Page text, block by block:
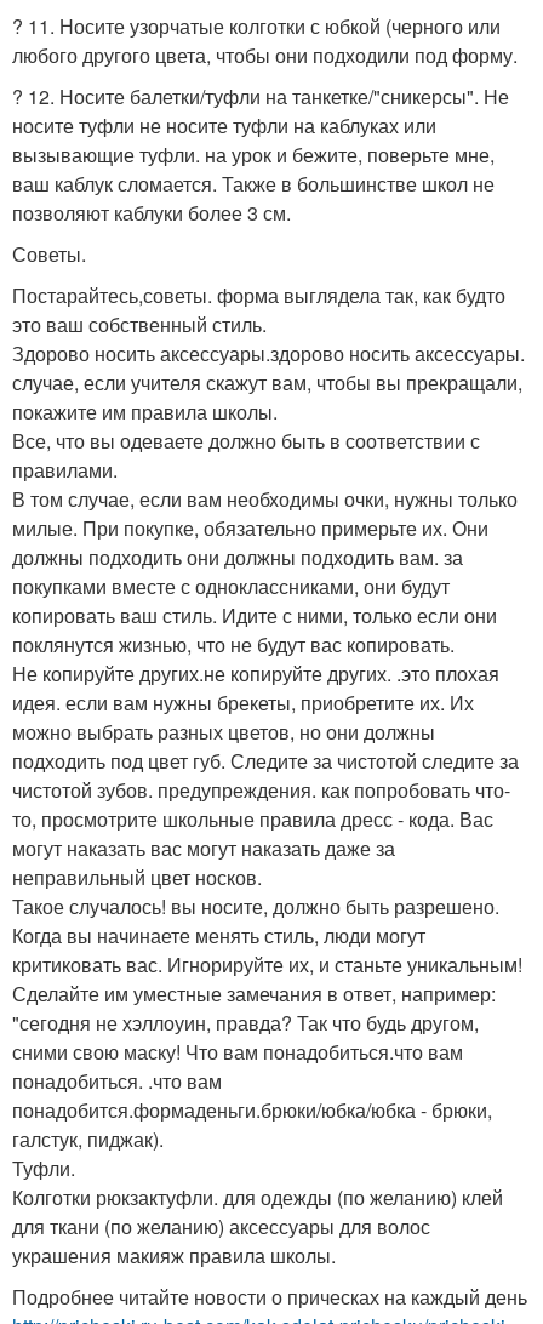
? 11. Носите узорчатые колготки с юбкой (черного или
любого другого цвета, чтобы они подходили под форму.
? 12. Носите балетки/туфли на танкетке/"сникерсы". Не
носите туфли не носите туфли на каблуках или
вызывающие туфли. на урок и бежите, поверьте мне,
ваш каблук сломается. Также в большинстве школ не
позволяют каблуки более 3 см.
Советы.
Постарайтесь,советы. форма выглядела так, как будто
это ваш собственный стиль.
Здорово носить аксессуары.здорово носить аксессуары.
случае, если учителя скажут вам, чтобы вы прекращали,
покажите им правила школы.
Все, что вы одеваете должно быть в соответствии с
правилами.
В том случае, если вам необходимы очки, нужны только
милые. При покупке, обязательно примерьте их. Они
должны подходить они должны подходить вам. за
покупками вместе с одноклассниками, они будут
копировать ваш стиль. Идите с ними, только если они
поклянутся жизнью, что не будут вас копировать.
Не копируйте других.не копируйте других. .это плохая
идея. если вам нужны брекеты, приобретите их. Их
можно выбрать разных цветов, но они должны
подходить под цвет губ. Следите за чистотой следите за
чистотой зубов. предупреждения. как попробовать что-
то, просмотрите школьные правила дресс - кода. Вас
могут наказать вас могут наказать даже за
неправильный цвет носков.
Такое случалось! вы носите, должно быть разрешено.
Когда вы начинаете менять стиль, люди могут
критиковать вас. Игнорируйте их, и станьте уникальным!
Сделайте им уместные замечания в ответ, например:
"сегодня не хэллоуин, правда? Так что будь другом,
сними свою маску! Что вам понадобиться.что вам
понадобиться. .что вам
понадобится.формаденьги.брюки/юбка/юбка - брюки,
галстук, пиджак).
Туфли.
Колготки рюкзактуфли. для одежды (по желанию) клей
для ткани (по желанию) аксессуары для волос
украшения макияж правила школы.
Подробнее читайте новости о прическах на каждый день